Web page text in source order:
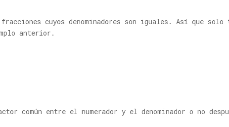
cuyos denominadores son iguales. Así que solo
anterior.
común entre el numerador y el denominador o no